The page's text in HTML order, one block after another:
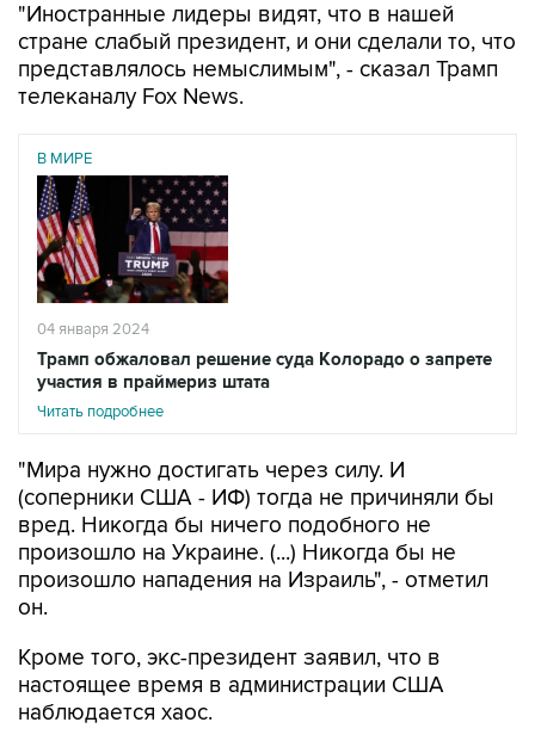
"Иностранные лидеры видят, что в нашей
стране слабый президент, и они сделали то, что
представлялось немыслимым", - сказал Трамп
телеканалу Fox News.
В МИРЕ
04 января 2024
Трамп обжаловал решение суда Колорадо о запрете
участия в праймериз штата
Читать подробнее
"Мира нужно достигать через силу. И
(соперники США - ИФ) тогда не причиняли бы
вред. Никогда бы ничего подобного не
произошло на Украине. (...) Никогда бы не
произошло нападения на Израиль", - отметил
он.
Кроме того, экс-президент заявил, что в
настоящее время в администрации США
наблюдается хаос.